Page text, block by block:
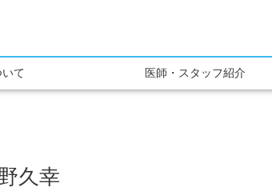
て 医師・スタッフ紹介
久幸